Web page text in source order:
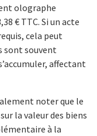
olographe
€ TTC. Si un acte
cela peut
sont souvent
affectant
noter que le
la valeur des biens
à la